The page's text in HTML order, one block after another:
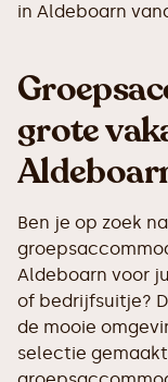
in Aldeboarn
grote
Ben je op zoek
Aldeboarn voor
of bedrijfsuitje?
de mooie
selectie